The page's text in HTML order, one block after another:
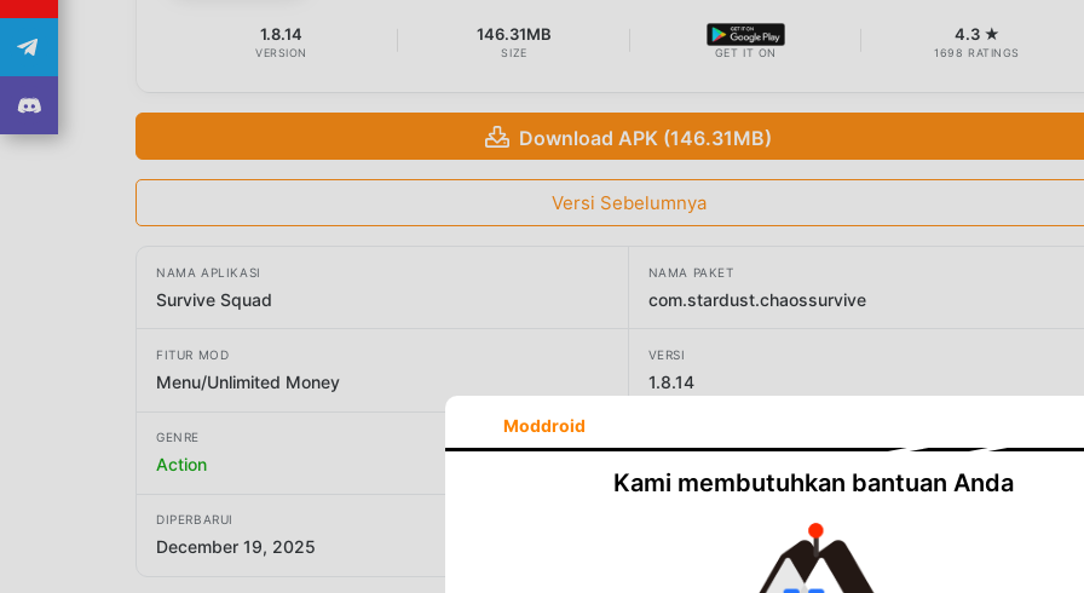
1.8.14
VERSION
146.31MB
SIZE GET IT ON
4.3 ★
1698 RATINGS
Download APK (146.31MB)
Versi Sebelumnya
NAMA APLIKASI
Survive Squad
NAMA PAKET
com.stardust.chaossurvive
FITUR MOD
Menu/Unlimited Money
VERSI
1.8.14
GENRE
Action
DIPERBARUI
December 19, 2025
Moddroid
Kami membutuhkan bantuan Anda